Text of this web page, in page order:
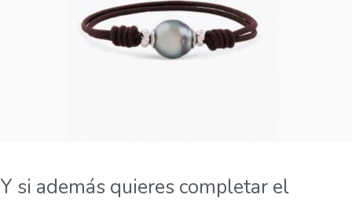
Y si además quieres completar el